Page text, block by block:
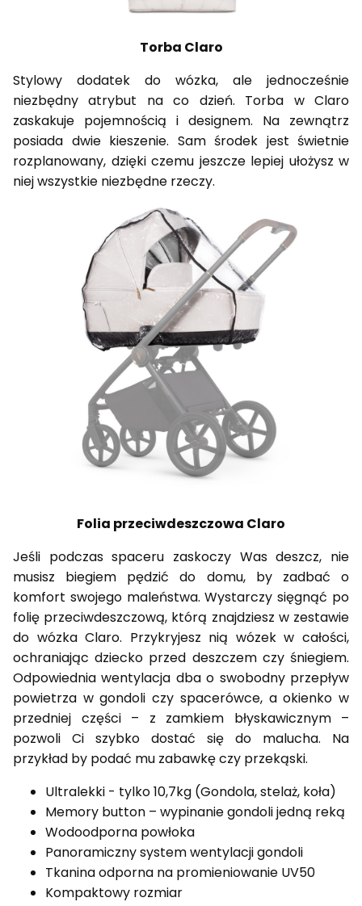
Torba Claro
Stylowy dodatek do wózka, ale jednocześnie
niezbędny atrybut na co dzień. Torba w Claro
zaskakuje pojemnością i designem. Na zewnątrz
posiada dwie kieszenie. Sam środek jest świetnie
rozplanowany, dzięki czemu jeszcze lepiej ułożysz w
niej wszystkie niezbędne rzeczy.
Folia przeciwdeszczowa Claro
Jeśli podczas spaceru zaskoczy Was deszcz, nie
musisz biegiem pędzić do domu, by zadbać o
komfort swojego maleństwa. Wystarczy sięgnąć po
folię przeciwdeszczową, którą znajdziesz w zestawie
do wózka Claro. Przykryjesz nią wózek w całości,
ochraniając dziecko przed deszczem czy śniegiem.
Odpowiednia wentylacja dba o swobodny przepływ
powietrza w gondoli czy spacerówce, a okienko w
przedniej części – z zamkiem błyskawicznym –
pozwoli Ci szybko dostać się do malucha. Na
przykład by podać mu zabawkę czy przekąski.
Ultralekki - tylko 10,7kg (Gondola, stelaż, koła)
Memory button – wypinanie gondoli jedną reką
Wodoodporna powłoka
Panoramiczny system wentylacji gondoli
Tkanina odporna na promieniowanie UV50
Kompaktowy rozmiar